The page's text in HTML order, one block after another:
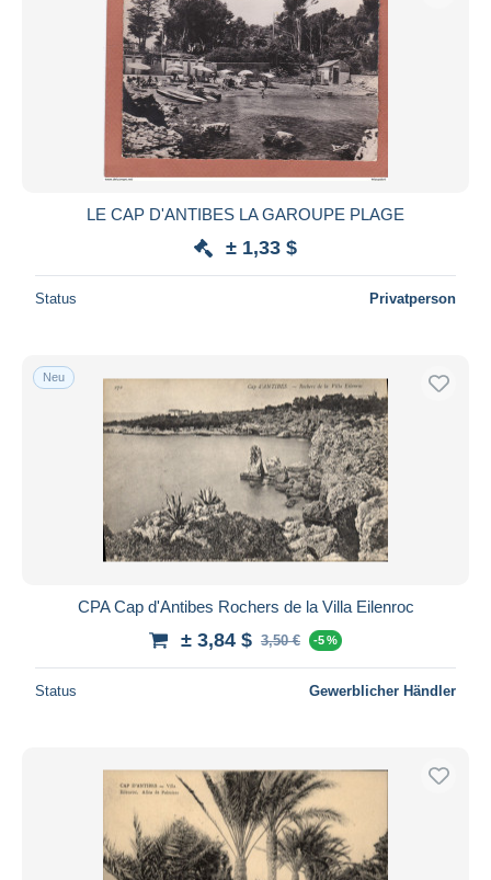
LE CAP D'ANTIBES LA GAROUPE PLAGE
± 1,33 $
Status Privatperson
Neu
CPA Cap d'Antibes Rochers de la Villa Eilenroc
± 3,84 $ 3,50 € -5 %
Status Gewerblicher Händler